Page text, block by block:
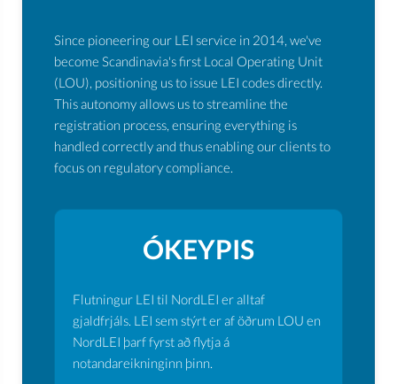
Since pioneering our LEI service in 2014, we've
become Scandinavia's first Local Operating Unit
(LOU), positioning us to issue LEI codes directly.
This autonomy allows us to streamline the
registration process, ensuring everything is
handled correctly and thus enabling our clients to
focus on regulatory compliance.
ÓKEYPIS
Flutningur LEI til NordLEI er alltaf
gjaldfrjáls. LEI sem stýrt er af öðrum LOU en
NordLEI þarf fyrst að flytja á
notandareikninginn þinn.